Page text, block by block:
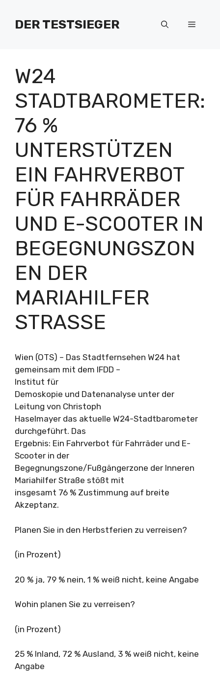
Inhalt
springenDER TESTSIEGER Menü
W24
STADTBAROMETER:
76 %
UNTERSTÜTZEN
EIN FAHRVERBOT
FÜR FAHRRÄDER
UND E-SCOOTER IN
BEGEGNUNGSZON
EN DER
MARIAHILFER
STRASSE
Wien (OTS) – Das Stadtfernsehen W24 hat
gemeinsam mit dem IFDD –
Institut für
Demoskopie und Datenanalyse unter der
Leitung von Christoph
Haselmayer das aktuelle W24-Stadtbarometer
durchgeführt. Das
Ergebnis: Ein Fahrverbot für Fahrräder und E-
Scooter in der
Begegnungszone/Fußgängerzone der Inneren
Mariahilfer Straße stößt mit
insgesamt 76 % Zustimmung auf breite
Akzeptanz.
Planen Sie in den Herbstferien zu verreisen?
(in Prozent)
20 % ja, 79 % nein, 1 % weiß nicht, keine Angabe
Wohin planen Sie zu verreisen?
(in Prozent)
25 % Inland, 72 % Ausland, 3 % weiß nicht, keine
Angabe